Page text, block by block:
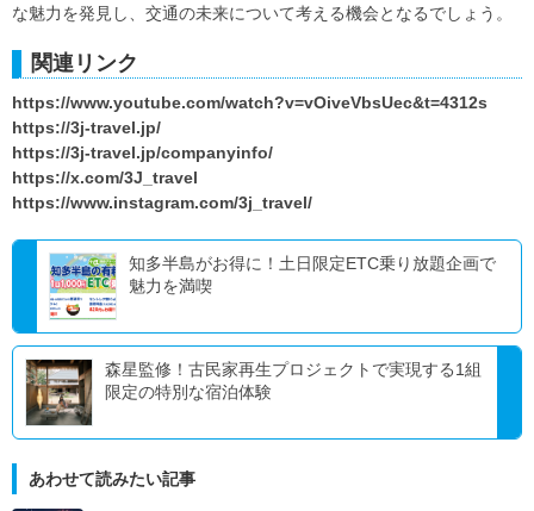
な魅力を発見し、交通の未来について考える機会となるでしょう。
関連リンク
https://www.youtube.com/watch?v=vOiveVbsUec&t=4312s
https://3j-travel.jp/
https://3j-travel.jp/companyinfo/
https://x.com/3J_travel
https://www.instagram.com/3j_travel/
知多半島がお得に！土日限定ETC乗り放題企画で
魅力を満喫
森星監修！古民家再生プロジェクトで実現する1組
限定の特別な宿泊体験
あわせて読みたい記事